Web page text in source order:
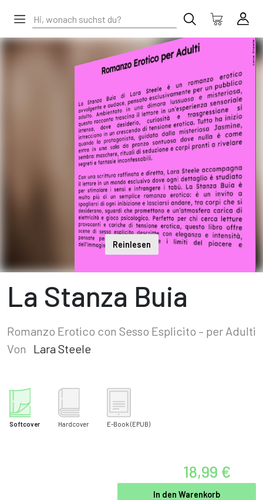
Reinlesen
La Stanza Buia
Romanzo Erotico con Sesso Esplicito – per Adulti
Von
Lara Steele
Softcover Hardcover E-Book (EPUB)
18,99 €
In den Warenkorb